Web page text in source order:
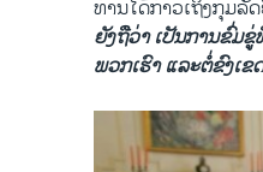
ທ່ານໄດ້ກ່າວເຖິງກຸ່ມລັ
ຍັງຖືວ່າ ເປັນການຂົ່ມ
ພວກເຮົາ ແລະຕໍ່ຂົງເຂ